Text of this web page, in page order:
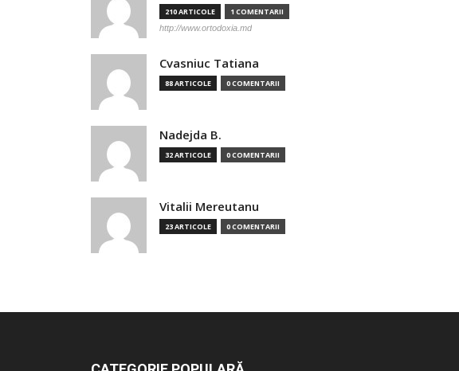
210 ARTICOLE 1 COMENTARII
http://www.ortodoxia.md
Cvasniuc Tatiana
88 ARTICOLE 0 COMENTARII
Nadejda B.
32 ARTICOLE 0 COMENTARII
Vitalii Mereutanu
23 ARTICOLE 0 COMENTARII